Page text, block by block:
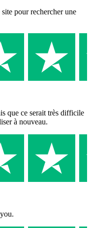
pour rechercher une
que ce serait très difficile
à nouveau.